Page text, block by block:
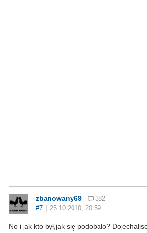
zbanowany69
382
#7
25.10.2010, 20:59
No i jak kto był,jak się podobało?